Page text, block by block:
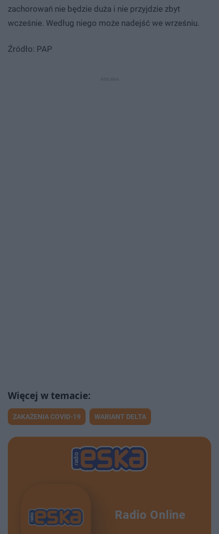
zachorowań nie będzie duża i nie przyjdzie zbyt
wcześnie. Według niego może nadejść we wrześniu.
Źródło: PAP
ZAKAŻENIA COVID-19 WARIANT DELTA
Radio Online